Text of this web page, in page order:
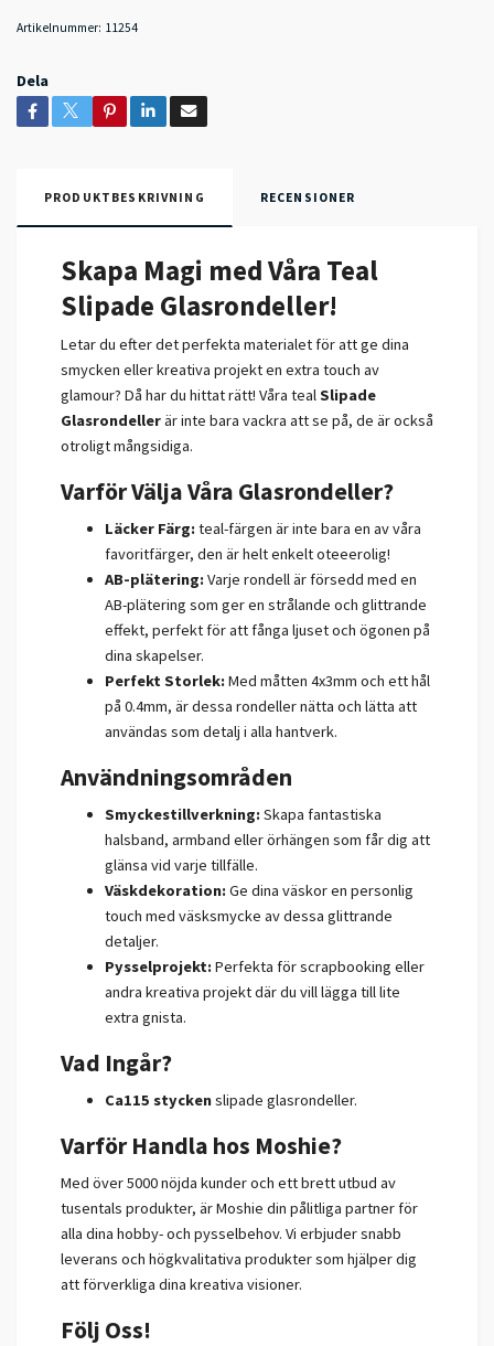
Artikelnummer: 11254
Dela
PRODUKTBESKRIVNING RECENSIONER
Skapa Magi med Våra Teal
Slipade Glasrondeller!
Letar du efter det perfekta materialet för att ge dina
smycken eller kreativa projekt en extra touch av
glamour? Då har du hittat rätt! Våra tealSlipade
Glasrondellerär inte bara vackra att se på, de är också
otroligt mångsidiga.
Varför Välja Våra Glasrondeller?
Läcker Färg:teal-färgen är inte bara en av våra
favoritfärger, den är helt enkelt oteeerolig!
AB-plätering:Varje rondell är försedd med en
AB-plätering som ger en strålande och glittrande
effekt, perfekt för att fånga ljuset och ögonen på
dina skapelser.
Perfekt Storlek:Med måtten 4x3mm och ett hål
på 0.4mm, är dessa rondeller nätta och lätta att
användas som detalj i alla hantverk.
Användningsområden
Smyckestillverkning:Skapa fantastiska
halsband, armband eller örhängen som får dig att
glänsa vid varje tillfälle.
Väskdekoration:Ge dina väskor en personlig
touch med väsksmycke av dessa glittrande
detaljer.
Pysselprojekt:Perfekta för scrapbooking eller
andra kreativa projekt där du vill lägga till lite
extra gnista.
Vad Ingår?
Ca115 styckenslipade glasrondeller.
Varför Handla hos Moshie?
Med över 5000 nöjda kunder och ett brett utbud av
tusentals produkter, är Moshie din pålitliga partner för
alla dina hobby- och pysselbehov. Vi erbjuder snabb
leverans och högkvalitativa produkter som hjälper dig
att förverkliga dina kreativa visioner.
Följ Oss!